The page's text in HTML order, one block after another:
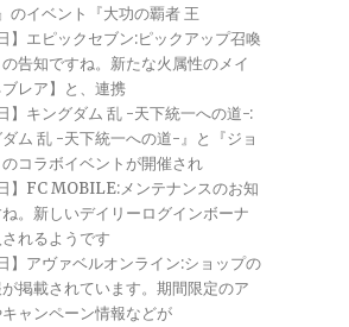
のイベント『大功の覇者 王
日】エピックセブン:ピックアップ召喚
告知ですね。新たな火属性のメイ
レア】と、連携
日】キングダム 乱 -天下統一への道-:
ダム 乱 -天下統一への道-』と『ジョ
コラボイベントが開催され
日】FC MOBILE:メンテナンスのお知
。新しいデイリーログインボーナ
れるようです
日】アヴァベルオンライン:ショップの
掲載されています。期間限定のア
ャンペーン情報などが